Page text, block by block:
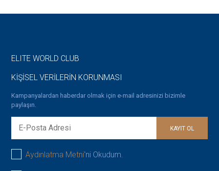
ELITE WORLD CLUB
KİŞİSEL VERİLERİN KORUNMASI
Kampanyalardan haberdar olmak için e-mail adresinizi bizimle
paylaşın.
KAYIT OL
Aydınlatma Metni'ni Okudum.